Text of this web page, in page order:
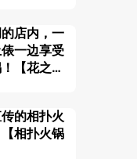
店内，一
一边享受
【花之舞
店】
的相扑火
相扑火锅